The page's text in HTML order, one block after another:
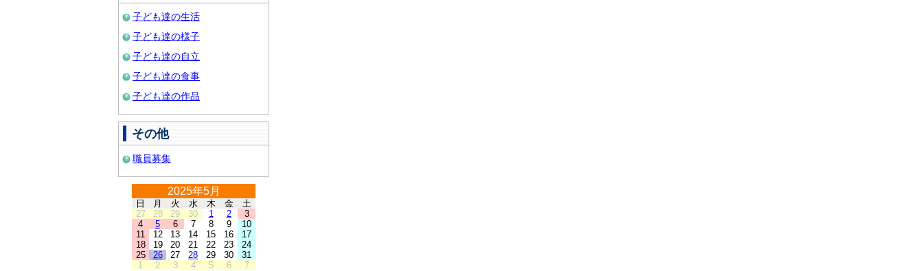
子ども達の生活
子ども達の様子
子ども達の自立
子ども達の食事
子ども達の作品
その他
職員募集
2025年5月
日 月 火 水 木 金
土
27
28 29 30 1 2
3
4
5 6 7 8 9
10
11
12 13 14 15 16
17
18
19 20 21 22 23
24
25
26 27 28 29 30
31
1
2 3 4 5 6 7